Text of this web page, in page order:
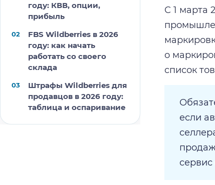
году: КВВ, опции,
прибыль
FBS Wildberries в 2026
году: как начать
работать со своего
склада
Штрафы Wildberries для
продавцов в 2026 году:
таблица и оспаривание
С 1 марта
о
список
если
сервис